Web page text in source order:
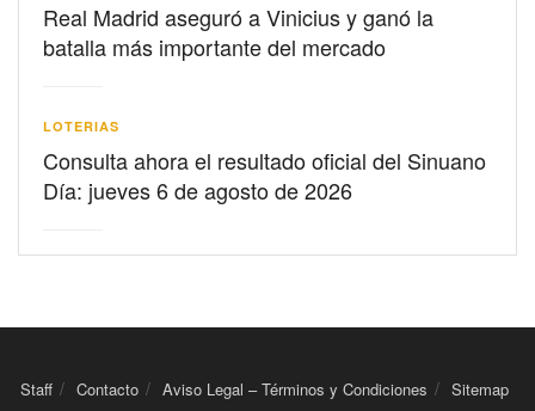
Real Madrid aseguró a Vinicius y ganó la
batalla más importante del mercado
LOTERIAS
Consulta ahora el resultado oficial del Sinuano
Día: jueves 6 de agosto de 2026
Staff Contacto Aviso Legal – Términos y Condiciones Sitemap